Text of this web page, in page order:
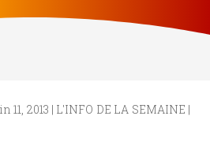
11, 2013 | L'INFO DE LA SEMAINE |